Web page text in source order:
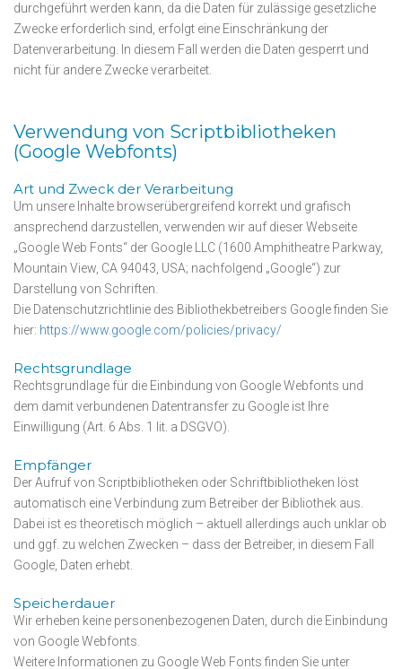
durchgeführt werden kann, da die Daten für zulässige gesetzliche
Zwecke erforderlich sind, erfolgt eine Einschränkung der
Datenverarbeitung. In diesem Fall werden die Daten gesperrt und
nicht für andere Zwecke verarbeitet.
Verwendung von Scriptbibliotheken
(Google Webfonts)
Art und Zweck der Verarbeitung
Um unsere Inhalte browserübergreifend korrekt und grafisch
ansprechend darzustellen, verwenden wir auf dieser Webseite
„Google Web Fonts“ der Google LLC (1600 Amphitheatre Parkway,
Mountain View, CA 94043, USA; nachfolgend „Google“) zur
Darstellung von Schriften.
Die Datenschutzrichtlinie des Bibliothekbetreibers Google finden Sie
hier: https://www.google.com/policies/privacy/
Rechtsgrundlage
Rechtsgrundlage für die Einbindung von Google Webfonts und
dem damit verbundenen Datentransfer zu Google ist Ihre
Einwilligung (Art. 6 Abs. 1 lit. a DSGVO).
Empfänger
Der Aufruf von Scriptbibliotheken oder Schriftbibliotheken löst
automatisch eine Verbindung zum Betreiber der Bibliothek aus.
Dabei ist es theoretisch möglich – aktuell allerdings auch unklar ob
und ggf. zu welchen Zwecken – dass der Betreiber, in diesem Fall
Google, Daten erhebt.
Speicherdauer
Wir erheben keine personenbezogenen Daten, durch die Einbindung
von Google Webfonts.
Weitere Informationen zu Google Web Fonts finden Sie unter